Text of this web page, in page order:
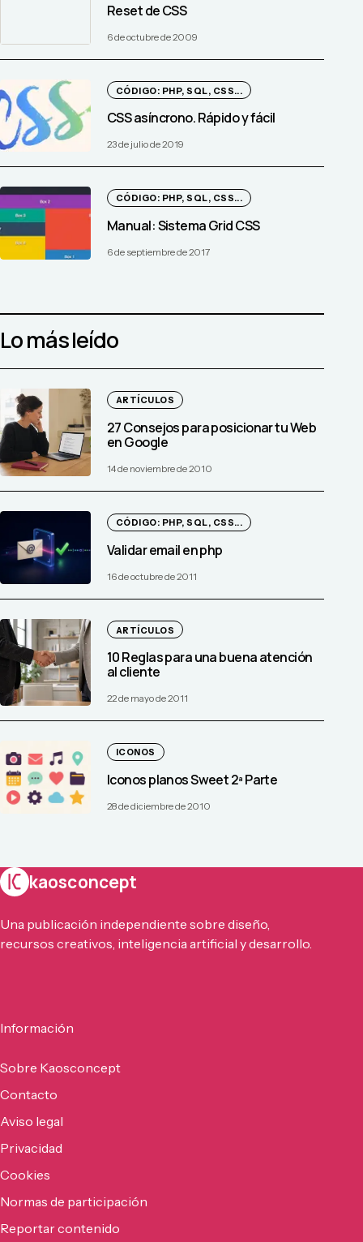
Reset de CSS
6 de octubre de 2009
CÓDIGO: PHP, SQL, CSS...
CSS asíncrono. Rápido y fácil
23 de julio de 2019
CÓDIGO: PHP, SQL, CSS...
Manual: Sistema Grid CSS
6 de septiembre de 2017
Lo más leído
ARTÍCULOS
27 Consejos para posicionar tu Web
en Google
14 de noviembre de 2010
CÓDIGO: PHP, SQL, CSS...
Validar email en php
16 de octubre de 2011
ARTÍCULOS
10 Reglas para una buena atención
al cliente
22 de mayo de 2011
ICONOS
Iconos planos Sweet 2ª Parte
28 de diciembre de 2010
kaosconcept
Una publicación independiente sobre diseño,
recursos creativos, inteligencia artificial y desarrollo.
Información
Sobre Kaosconcept
Contacto
Aviso legal
Privacidad
Cookies
Normas de participación
Reportar contenido